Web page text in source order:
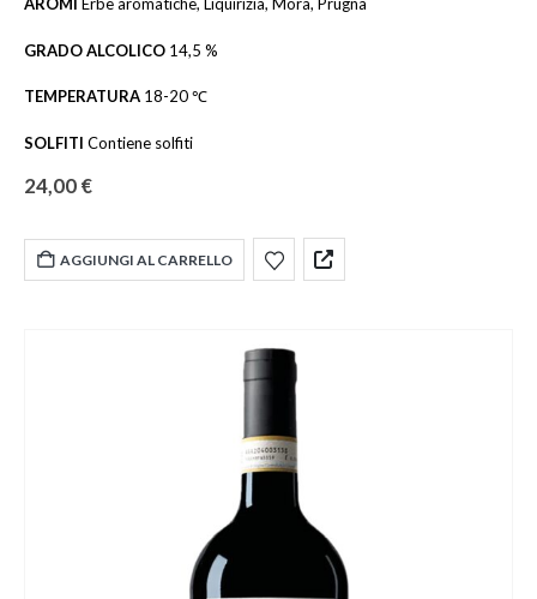
GRADO ALCOLICO 14,5 %
TEMPERATURA 18-20 ℃
SOLFITI Contiene solfiti
24,00 €
AGGIUNGI AL CARRELLO